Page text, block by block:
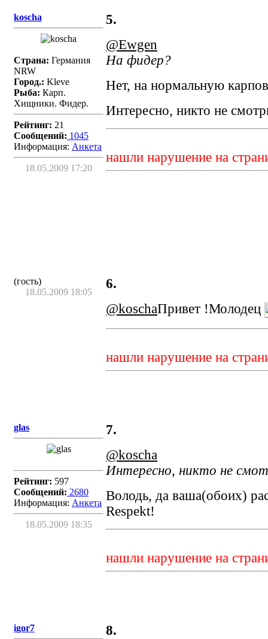
koscha
Страна: Германия
NRW
Город.: Kleve
Рыба: Карп.
Хищники. Фидер.
Рейтинг: 21
Сообщений: 1045
Информация: Aнкета
18.05.2009 17:20
5.
@Ewgen
На фидер?
Нет, на нормальную
Интересно, никто не
нашли нарушение на
(гость)
18.05.2009 18:05
6.
@koschaПривет !Молодец
нашли нарушение на
glas
Рейтинг: 597
Сообщений: 2680
Информация: Aнкета
18.05.2009 18:35
7.
@koscha
Интересно, никто не
Володь, да ваша(обоих)
Respekt!
нашли нарушение на
igor7
8.